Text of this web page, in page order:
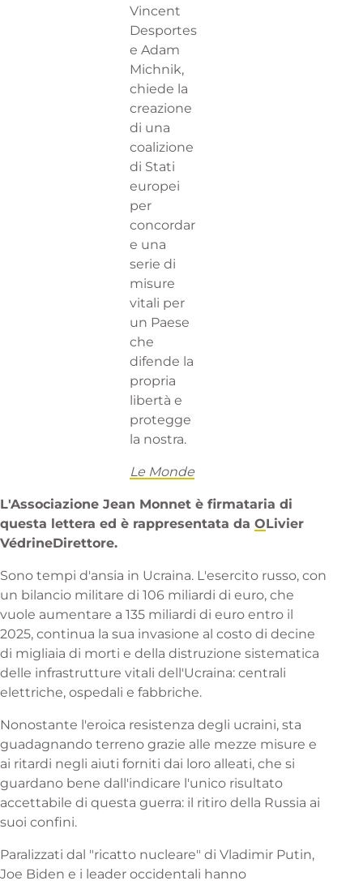
Vincent
Desportes
e Adam
Michnik,
chiede la
creazione
di una
coalizione
di Stati
europei
per
concordar
e una
serie di
misure
vitali per
un Paese
che
difende la
propria
libertà e
protegge
la nostra.
Le Monde
L'Associazione Jean Monnet è firmataria di
questa lettera ed è rappresentata da OLivier
VédrineDirettore.
Sono tempi d'ansia in Ucraina. L'esercito russo, con
un bilancio militare di 106 miliardi di euro, che
vuole aumentare a 135 miliardi di euro entro il
2025, continua la sua invasione al costo di decine
di migliaia di morti e della distruzione sistematica
delle infrastrutture vitali dell'Ucraina: centrali
elettriche, ospedali e fabbriche.
Nonostante l'eroica resistenza degli ucraini, sta
guadagnando terreno grazie alle mezze misure e
ai ritardi negli aiuti forniti dai loro alleati, che si
guardano bene dall'indicare l'unico risultato
accettabile di questa guerra: il ritiro della Russia ai
suoi confini.
Paralizzati dal "ricatto nucleare" di Vladimir Putin,
Joe Biden e i leader occidentali hanno